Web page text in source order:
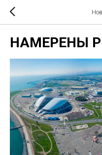
НАМЕРЕНЫ